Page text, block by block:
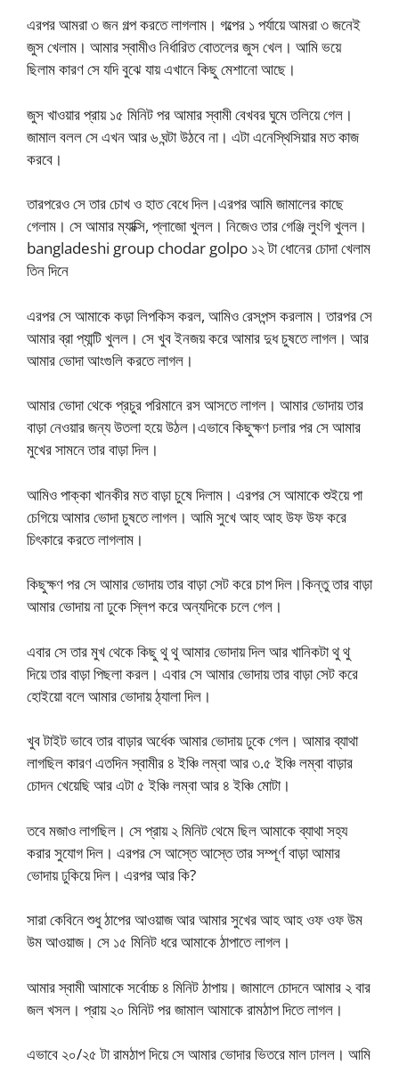
এরপর আমরা ৩ জন গল্প করতে লাগলাম। গল্পের ১ পর্যায়ে আমরা ৩ জনেই
জুস খেলাম। আমার স্বামীও নির্ধারিত বোতলের জুস খেল। আমি ভয়ে
ছিলাম কারণ সে যদি বুঝে যায় এখানে কিছু মেশানো আছে।
জুস খাওয়ার প্রায় ১৫ মিনিট পর আমার স্বামী বেখবর ঘুমে তলিয়ে গেল।
জামাল বলল সে এখন আর ৬ ঘন্টা উঠবে না। এটা এনেস্থিসিয়ার মত কাজ
করবে।
তারপরেও সে তার চোখ ও হাত বেধে দিল।এরপর আমি জামালের কাছে
গেলাম। সে আমার ম্যাক্সি, প্লাজো খুলল। নিজেও তার গেঞ্জি লুংগি খুলল।
bangladeshi group chodar golpo ১২ টা ধোনের চোদা খেলাম
তিন দিনে
এরপর সে আমাকে কড়া লিপকিস করল, আমিও রেসপন্স করলাম। তারপর সে
আমার ব্রা প্যান্টি খুলল। সে খুব ইনজয় করে আমার দুধ চুষতে লাগল। আর
আমার ভোদা আংগুলি করতে লাগল।
আমার ভোদা থেকে প্রচুর পরিমানে রস আসতে লাগল। আমার ভোদায় তার
বাড়া নেওয়ার জন্য উতলা হয়ে উঠল।এভাবে কিছুক্ষণ চলার পর সে আমার
মুখের সামনে তার বাড়া দিল।
আমিও পাক্কা খানকীর মত বাড়া চুষে দিলাম। এরপর সে আমাকে শুইয়ে পা
চেগিয়ে আমার ভোদা চুষতে লাগল। আমি সুখে আহ আহ উফ উফ করে
চিৎকারে করতে লাগলাম।
কিছুক্ষণ পর সে আমার ভোদায় তার বাড়া সেট করে চাপ দিল।কিন্তু তার বাড়া
আমার ভোদায় না ঢুকে স্লিপ করে অন্যদিকে চলে গেল।
এবার সে তার মুখ থেকে কিছু থু থু আমার ভোদায় দিল আর খানিকটা থু থু
দিয়ে তার বাড়া পিছলা করল। এবার সে আমার ভোদায় তার বাড়া সেট করে
হোইয়ো বলে আমার ভোদায় ঠ্যালা দিল।
খুব টাইট ভাবে তার বাড়ার অর্ধেক আমার ভোদায় ঢুকে গেল। আমার ব্যাথা
লাগছিল কারণ এতদিন স্বামীর ৪ ইঞ্চি লম্বা আর ৩.৫ ইঞ্চি লম্বা বাড়ার
চোদন খেয়েছি আর এটা ৫ ইঞ্চি লম্বা আর ৪ ইঞ্চি মোটা।
তবে মজাও লাগছিল। সে প্রায় ২ মিনিট থেমে ছিল আমাকে ব্যাথা সহ্য
করার সুযোগ দিল। এরপর সে আস্তে আস্তে তার সম্পূর্ণ বাড়া আমার
ভোদায় ঢুকিয়ে দিল। এরপর আর কি?
সারা কেবিনে শুধু ঠাপের আওয়াজ আর আমার সুখের আহ আহ ওফ ওফ উম
উম আওয়াজ। সে ১৫ মিনিট ধরে আমাকে ঠাপাতে লাগল।
আমার স্বামী আমাকে সর্বোচ্চ ৪ মিনিট ঠাপায়। জামালে চোদনে আমার ২ বার
জল খসল। প্রায় ২০ মিনিট পর জামাল আমাকে রামঠাপ দিতে লাগল।
এভাবে ২০/২৫ টা রামঠাপ দিয়ে সে আমার ভোদার ভিতরে মাল ঢালল। আমি